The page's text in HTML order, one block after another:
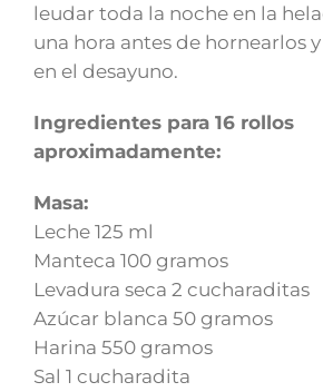
leudar toda la noche en la
una hora antes de hornearlos
en el desayuno.
Ingredientes para 16 rollos
aproximadamente:
Masa:
Leche 125 ml
Manteca 100 gramos
Levadura seca 2 cucharaditas
Azúcar blanca 50 gramos
Harina 550 gramos
Sal 1 cucharadita